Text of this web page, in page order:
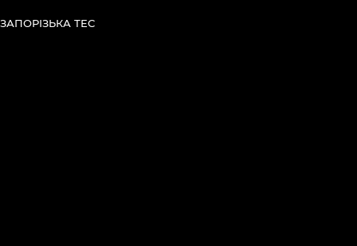
ЗАПОРІЗЬКА ТЕС